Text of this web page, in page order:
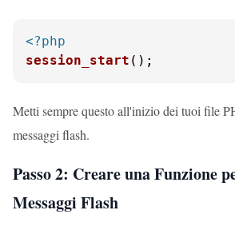
<?php
session_start ();
Metti sempre questo all'inizio dei tuoi file
messaggi flash.
Passo 2: Creare una Funzione
Messaggi Flash